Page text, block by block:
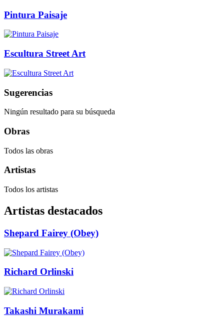
Pintura Paisaje
Escultura Street Art
Sugerencias
Ningún resultado para su búsqueda
Obras
Todos las obras
Artistas
Todos los artistas
Artistas destacados
Shepard Fairey (Obey)
Richard Orlinski
Takashi Murakami